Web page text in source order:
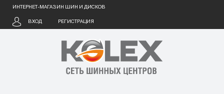
ИНТЕРНЕТ-МАГАЗИН ШИН И ДИСКОВ
ВХОД РЕГИСТРАЦИЯ